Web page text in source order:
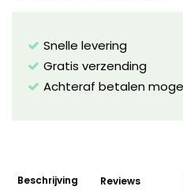
Snelle levering
Gratis verzending
Achteraf betalen
Beschrijving Reviews